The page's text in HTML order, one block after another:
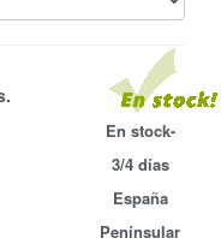
En stock-
3/4 días
España
Penínsular